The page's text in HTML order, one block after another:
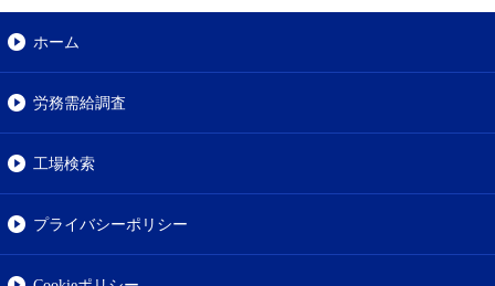
ホーム
労務需給調査
工場検索
プライバシーポリシー